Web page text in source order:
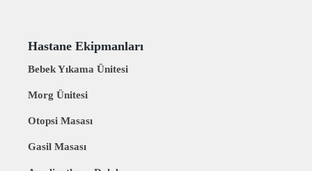
Hastane Ekipmanları
Bebek Yıkama Ünitesi
Morg Ünitesi
Otopsi Masası
Gasil Masası